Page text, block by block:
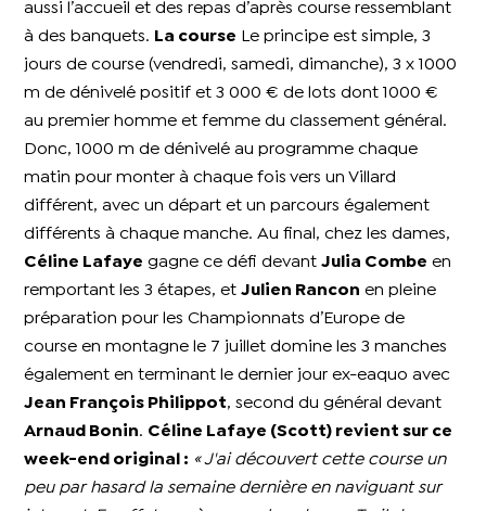
aussi l’accueil et des repas d’après course ressemblant
à des banquets.
La course
Le principe est simple, 3
jours de course (vendredi, samedi, dimanche), 3 x 1000
m de dénivelé positif et 3 000 € de lots dont 1000 €
au premier homme et femme du classement général.
Donc, 1000 m de dénivelé au programme chaque
matin pour monter à chaque fois vers un Villard
différent, avec un départ et un parcours également
différents à chaque manche. Au final, chez les dames,
Céline Lafaye gagne ce défi devantJulia Combe en
remportant les 3 étapes, etJulien Rancon en pleine
préparation pour les Championnats d’Europe de
course en montagne le 7 juillet domine les 3 manches
également en terminant le dernier jour ex-eaquo avec
Jean François Philippot, second du général devant
Arnaud Bonin. Céline Lafaye (Scott) revient sur ce
week-end original : « J'ai découvert cette course un
peu par hasard la semaine dernière en naviguant sur